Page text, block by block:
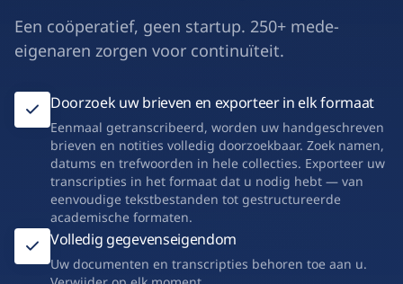
Gebouwd voor de lange termijn
Een coöperatief, geen startup. 250+ mede-
Doorzoek uw brieven en exporteer in elk formaat
Eenmaal getranscribeerd, worden uw handgeschreven
brieven en notities volledig doorzoekbaar. Zoek namen,
datums en trefwoorden in hele collecties. Exporteer uw
transcripties in het formaat dat u nodig hebt — van
eenvoudige tekstbestanden tot gestructureerde
academische formaten.
Volledig gegevenseigendom